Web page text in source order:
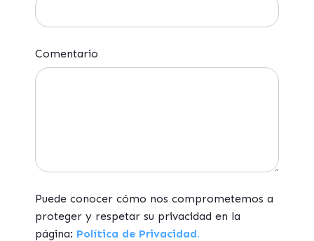
Comentario
Puede conocer cómo nos comprometemos a
proteger y respetar su privacidad en la
página: Política de Privacidad.